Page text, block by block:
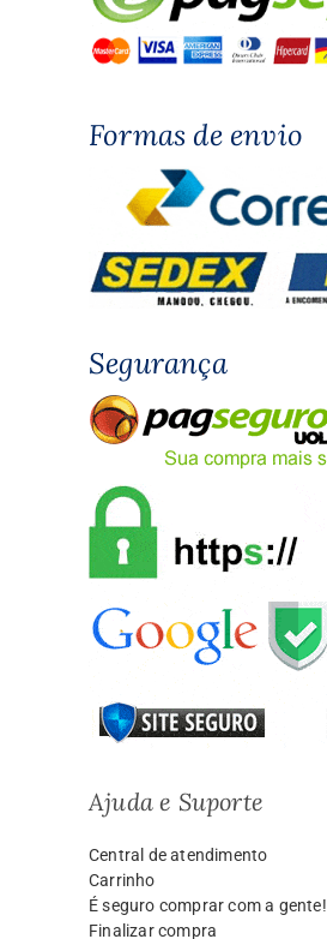
Formas de envio
Segurança
Ajuda e Suporte
Central de atendimento
Carrinho
É seguro comprar com a gente!
Finalizar compra